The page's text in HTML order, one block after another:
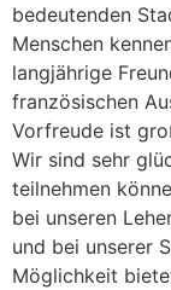
bedeutenden
Menschen
langjährige
französischen
Vorfreude ist
Wir sind sehr
teilnehmen
bei unseren
und bei unserer
Möglichkeit